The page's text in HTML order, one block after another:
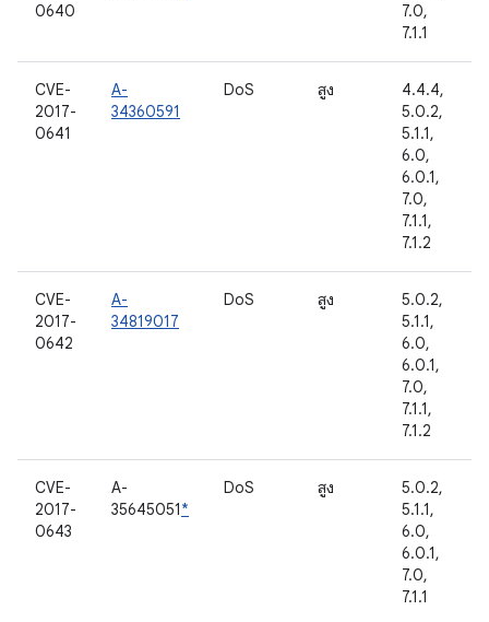
0640
7.0,
7.1.1
CVE-
2017-
0641
A-
34360591
DoS สูง
4.4.4,
5.0.2,
5.1.1,
6.0,
6.0.1,
7.0,
7.1.1,
7.1.2
CVE-
2017-
0642
A-
34819017
DoS สูง
5.0.2,
5.1.1,
6.0,
6.0.1,
7.0,
7.1.1,
7.1.2
CVE-
2017-
0643
A-
35645051*
DoS สูง
5.0.2,
5.1.1,
6.0,
6.0.1,
7.0,
7.1.1